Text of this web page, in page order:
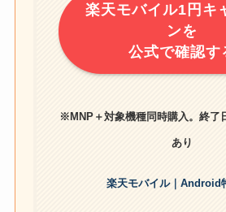
楽天モバイル1円キ
ンを
公式で確認す
※MNP＋対象機種同時購入。終了
あり
楽天モバイル｜Android